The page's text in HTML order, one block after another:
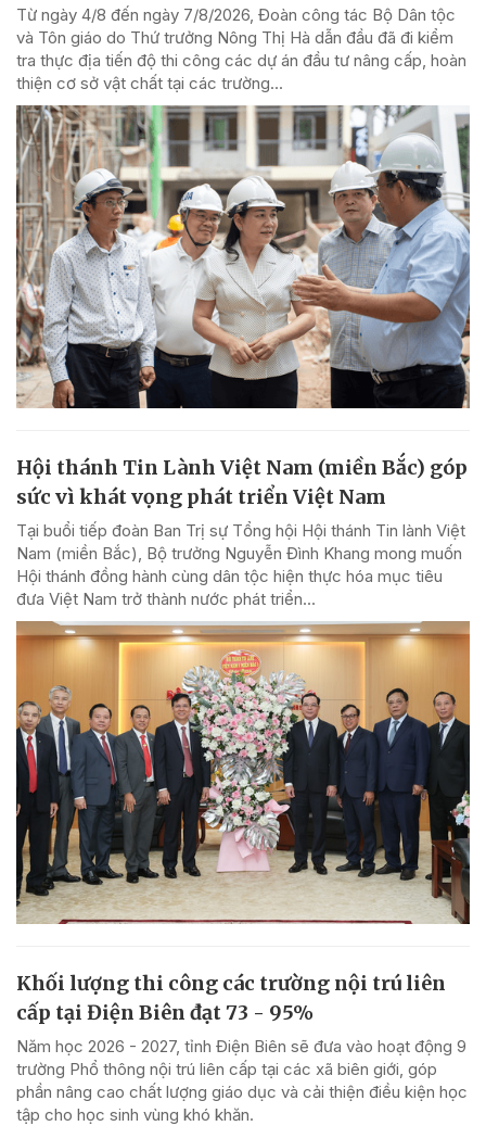
Từ ngày 4/8 đến ngày 7/8/2026, Đoàn công tác Bộ Dân tộc
và Tôn giáo do Thứ trưởng Nông Thị Hà dẫn đầu đã đi kiểm
tra thực địa tiến độ thi công các dự án đầu tư nâng cấp, hoàn
thiện cơ sở vật chất tại các trường...
Hội thánh Tin Lành Việt Nam (miền Bắc) góp
sức vì khát vọng phát triển Việt Nam
Tại buổi tiếp đoàn Ban Trị sự Tổng hội Hội thánh Tin lành Việt
Nam (miền Bắc), Bộ trưởng Nguyễn Đình Khang mong muốn
Hội thánh đồng hành cùng dân tộc hiện thực hóa mục tiêu
đưa Việt Nam trở thành nước phát triển...
Khối lượng thi công các trường nội trú liên
cấp tại Điện Biên đạt 73 - 95%
Năm học 2026 - 2027, tỉnh Điện Biên sẽ đưa vào hoạt động 9
trường Phổ thông nội trú liên cấp tại các xã biên giới, góp
phần nâng cao chất lượng giáo dục và cải thiện điều kiện học
tập cho học sinh vùng khó khăn.